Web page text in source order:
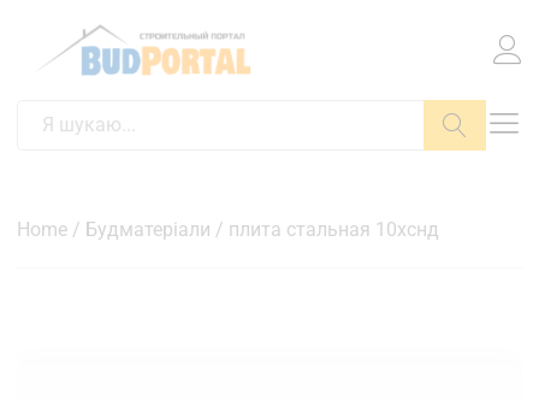
Home / Будматеріали / плита стальная 10хснд